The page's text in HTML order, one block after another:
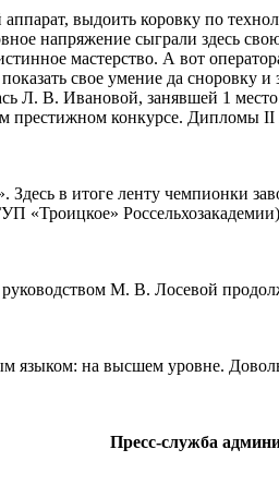
выдоить коровку по
напряжение сыграли здесь
мастерство. А вот
свое умение да сноровку и
Л. В. Ивановой, занявшей 1
престижном конкурсе. Дипломы
Здесь в итоге ленту чемпионки
М. В. Лосевой
языком: на высшем уровне.
Пресс-служба